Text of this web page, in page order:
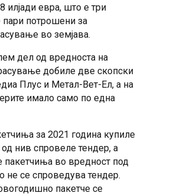
илјади евра, што е три
пари потрошени за
во земјава.
дел од вредноста на
добиле две скопски
Плус и Метал-Вет-Ел, а на
имало само по една
за 2021 година купиле
нив спровеле тендер, а
пакетчиња во вредност под
не се спроведува тендер.
пакетче се